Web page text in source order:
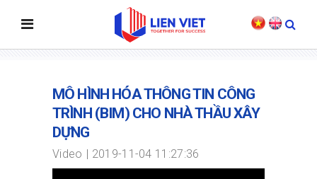
MÔ HÌNH HÓA THÔNG TIN CÔNG
TRÌNH (BIM) CHO NHÀ THẦU XÂY
DỰNG
Video 2019-11-04 11:27:36